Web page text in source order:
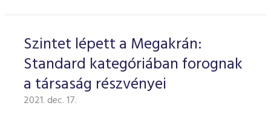
Szintet lépett a Megakrán:
Standard kategóriában forognak
a társaság részvényei
2021. dec. 17.